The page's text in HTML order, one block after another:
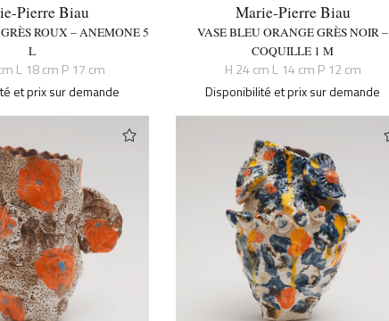
Pierre Biau
ROUX – ANEMONE 5
L
L 18 cm P 17 cm
et prix sur demande
Marie-Pierre Biau
VASE BLEU ORANGE GRÈS NOIR –
COQUILLE 1 M
H 24 cm L 14 cm P 12 cm
Disponibilité et prix sur demande